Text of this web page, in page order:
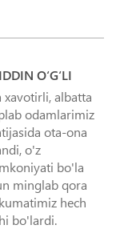
O‘G‘LI
albatta
odamlarimiz
ota-ona
o'z
bo'la
minglab qora
hech
bo'lardi.